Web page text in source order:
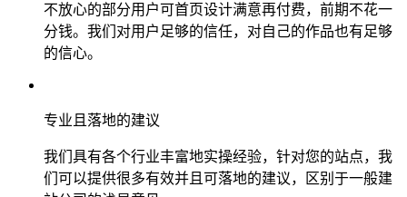
不放心的部分用户可首页设计满意再付费，前期不花一
分钱。我们对用户足够的信任，对自己的作品也有足够
的信心。
专业且落地的建议
我们具有各个行业丰富地实操经验，针对您的站点，我
们可以提供很多有效并且可落地的建议，区别于一般建